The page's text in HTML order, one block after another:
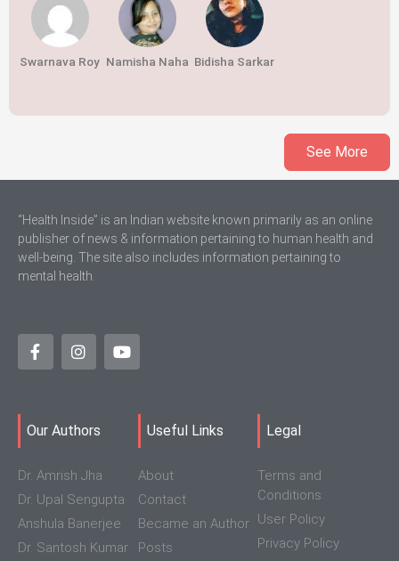
Swarnava Roy Namisha Naha Bidisha Sarkar
See More
“Health Inside” is an Indian website known primarily as an online
publisher of news & information pertaining to human health and
well-being. The site also includes information pertaining to
mental health.
Our Authors
Dr. Amrish Jha
Dr. Upal Sengupta
Anshula Banerjee
Dr. Santosh Kumar
Useful Links
About
Contact
Became an Author
Posts
Legal
Terms and
Conditions
User Policy
Privacy Policy